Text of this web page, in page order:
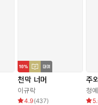
천막 너머
이규락
4.9(437)
주
청예